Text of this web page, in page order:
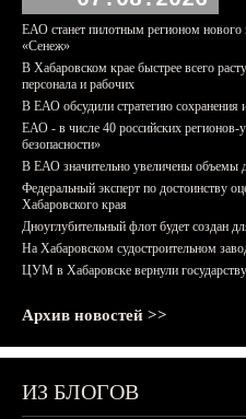
ЕАО станет пилотным регионом нового
«Сенеж»
В Хабаровском крае быстрее всего
персонала и рабочих
В ЕАО обсудили стратегию сохранения
ЕАО - в числе 40 российских
безопасности»
В ЕАО значительно увеличены объемы
Федеральный эксперт по достоинству
Хабаровского края
Дноуглубительный флот будет создан
На Хабаровском судостроительном
ЦУМ в Хабаровске вернули государству
Архив новостей >>
ИЗ БЛОГОВ